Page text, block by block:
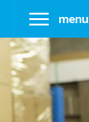
menu